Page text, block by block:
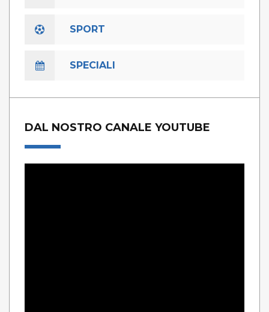
SPORT
SPECIALI
DAL NOSTRO CANALE YOUTUBE